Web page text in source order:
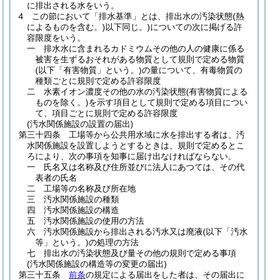
に排出される水をいう。
4
この節において「排水基準」とは、排出水の汚染状態(熱
によるものを含む。)以下同じ。 )についての次に掲げる許
容限度をいう。
一
排水水に含まれるカドミウムその他の人の健康に係る
被害を生ずるおそれがある物質として規則で定める物質
(以下「有害物質」という。)の量について、有毒物質の
種類ごとに規則で定める許容限度
二
水素イオン濃度その他の水の汚染状態(有害物質による
ものを除く。)を示す項目として規則で定める項目につい
て、項目ごとに規則で定める許容限度
(汚水関係施設の設置の届出)
第三十四条
工場等から公共用水域に水を排出する者は、汚
水関係施設を設置しようとするときは、規則で定めるとこ
ろにより、次の事項を知事に届け出なければならない。
一
氏名又は名称及び住所並びに法人にあつては、その代
表者の氏名
二
工場等の名称及び所在地
三
汚水関係施設の種類
四
汚水関係施設の構造
五
汚水関係施設の使用の方法
六
汚水関係施設から排出される汚水又は廃液(以下「汚水
等」という。)の処理の方法
七
排出水の汚染状態及び量その他の規則で定める事項
(汚水関係施設の構造等の変更の届出)
第三十五条
前条の規定による届出をした者は、その届出に